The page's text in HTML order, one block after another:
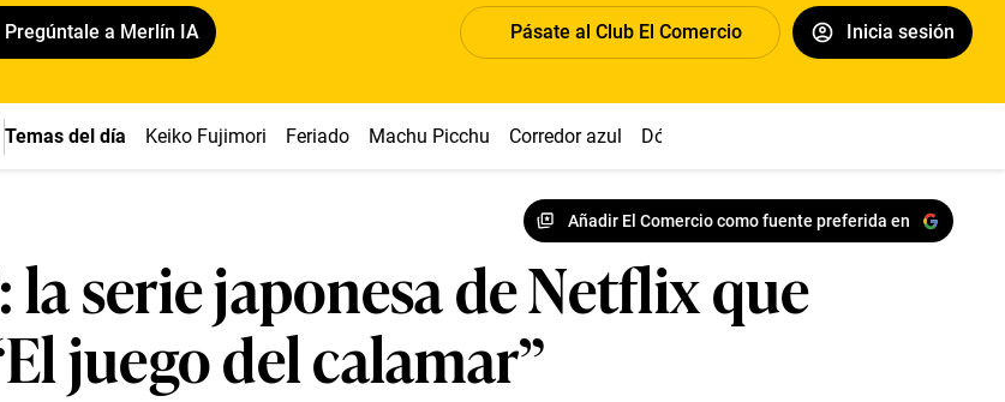
Pregúntale a Merlín IA Pásate al Club El Comercio Inicia sesión
Temas del día Keiko Fujimori Feriado Machu Picchu Corredor azul Dólar
Añadir El Comercio como fuente preferida en
serie japonesa de Netflix que
juego del calamar”